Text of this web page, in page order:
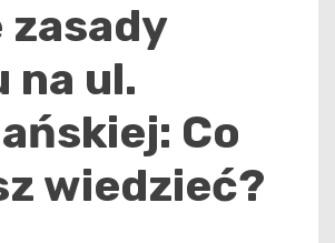
zasady
na ul.
Co
wiedzieć?